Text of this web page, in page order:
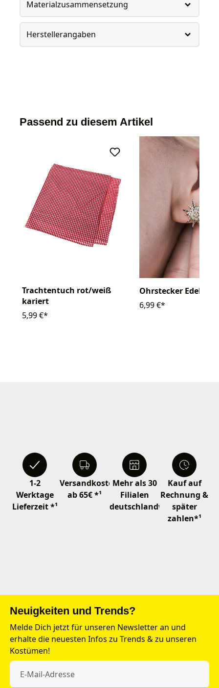
Materialzusammensetzung
Herstellerangaben
Passend zu diesem Artikel
Trachtentuch rot/weiß
kariert
5,99 €*
Ohrstecker
6,99 €*
1-2
Werktage
Lieferzeit *¹
Versandkostenfrei
ab 65€ *¹
Mehr als 30
Filialen
deutschlandweit
Kauf auf
Rechnung &
später
zahlen*¹
Neuigkeiten und Trends?
Melde Dich jetzt für unseren Newsletter an und
erhalte die neuesten Infos zu Trends & zu unseren
Kostümen!